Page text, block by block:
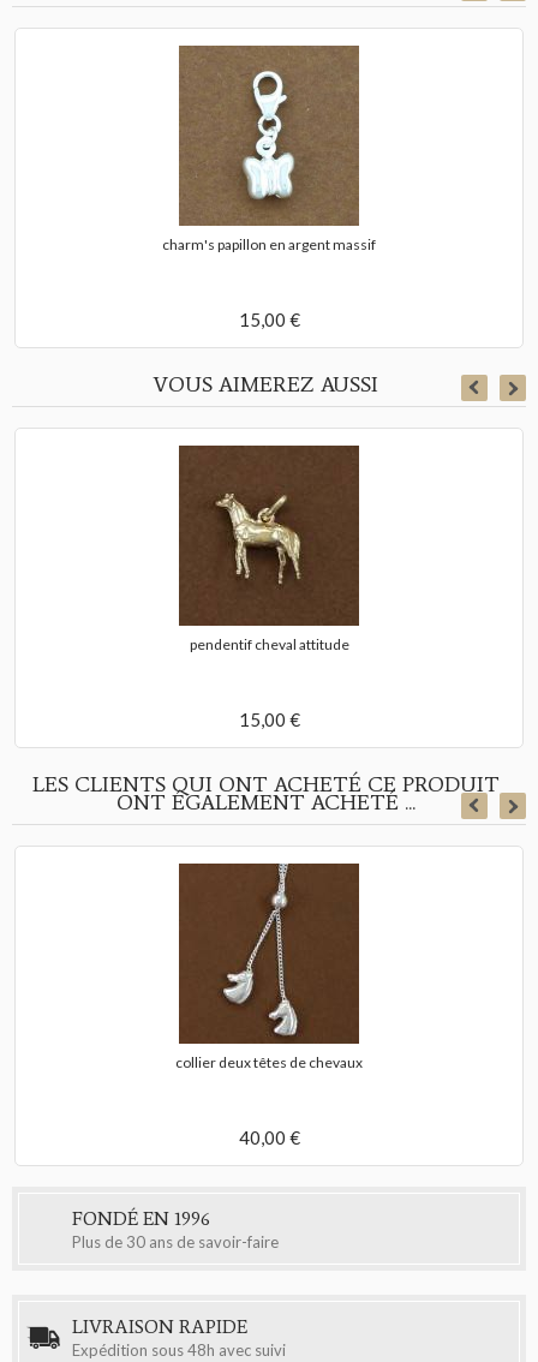
charm's papillon en argent massif
15,00 €
VOUS AIMEREZ AUSSI
pendentif cheval attitude
15,00 €
LES CLIENTS QUI ONT ACHETÉ CE PRODUIT
ONT ÉGALEMENT ACHETÉ ...
collier deux têtes de chevaux
40,00 €
FONDÉ EN 1996
Plus de 30 ans de savoir-faire
LIVRAISON RAPIDE
Expédition sous 48h avec suivi